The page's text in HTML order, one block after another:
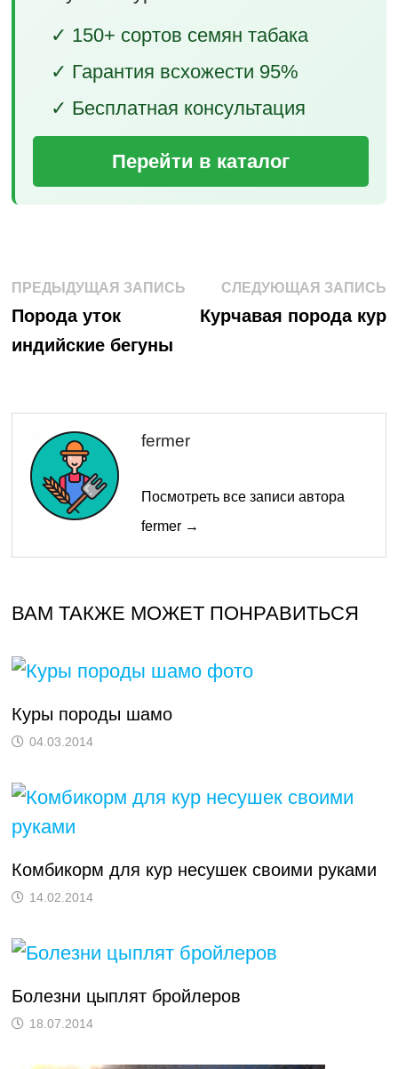
✓ 150+ сортов семян табака
✓ Гарантия всхожести 95%
✓ Бесплатная консультация
Перейти в каталог
Навигация
по
записям
ПРЕДЫДУЩАЯ ЗАПИСЬПредыдущая
запись:
Порода уток
индийские бегуны
СЛЕДУЮЩАЯ ЗАПИСЬ
Курчавая порода кур
fermer
Посмотреть все записи автора
fermer →
ВАМ ТАКЖЕ МОЖЕТ ПОНРАВИТЬСЯ
Куры породы шамо
04.03.2014
Комбикорм для кур несушек своими руками
14.02.2014
Болезни цыплят бройлеров
18.07.2014